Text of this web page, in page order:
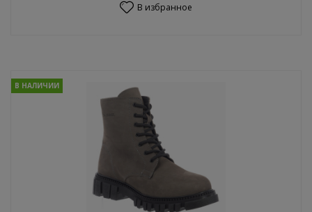
В избранное
В НАЛИЧИИ